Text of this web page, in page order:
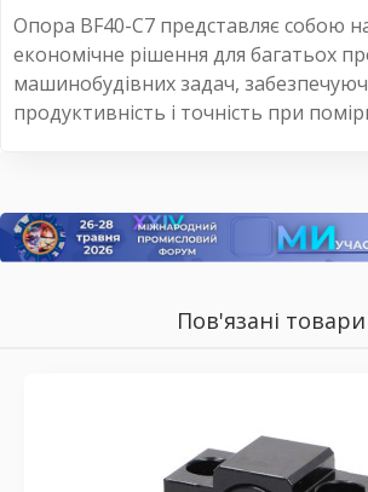
Опора BF40-C7 представляє собою
економічне рішення для багатьох
машинобудівних задач,
продуктивність і точність при
Пов'язані товари